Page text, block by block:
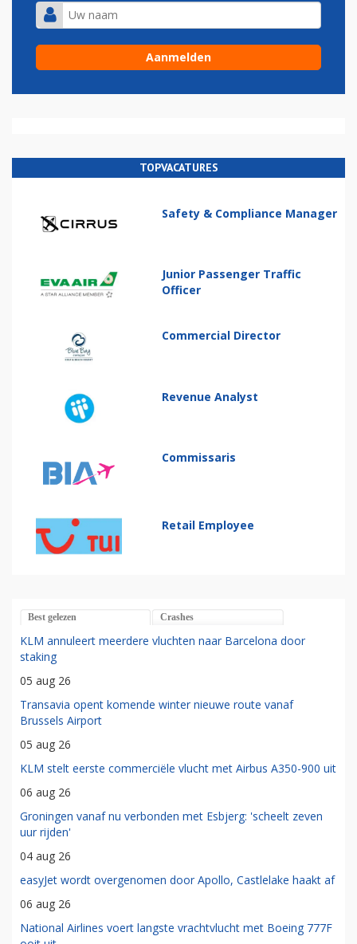
TOPVACATURES
Safety & Compliance Manager
Junior Passenger Traffic
Officer
Commercial Director
Revenue Analyst
Commissaris
Retail Employee
Best gelezen Crashes
KLM annuleert meerdere vluchten naar Barcelona door
staking
05 aug 26
Transavia opent komende winter nieuwe route vanaf
Brussels Airport
05 aug 26
KLM stelt eerste commerciële vlucht met Airbus A350-900 uit
06 aug 26
Groningen vanaf nu verbonden met Esbjerg: 'scheelt zeven
uur rijden'
04 aug 26
easyJet wordt overgenomen door Apollo, Castlelake haakt af
06 aug 26
National Airlines voert langste vrachtvlucht met Boeing 777F